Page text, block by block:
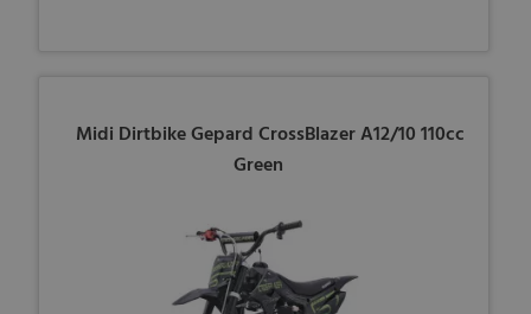
Midi Dirtbike Gepard CrossBlazer A12/10 110cc
Green